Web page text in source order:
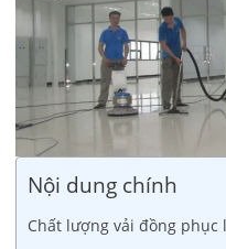
Nội dung chính
Chất lượng vải đồng phục